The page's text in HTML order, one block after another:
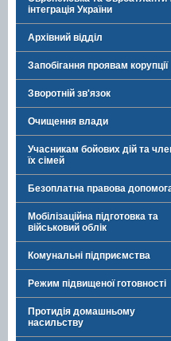
інтеграція України
Архівний відділ
Запобігання проявам корупції
Зворотній зв'язок
Очищення влади
Учасникам бойових дій та
їх сімей
Безоплатна правова
Мобілізаційна підготовка та
військовий облік
Комунальні підприємства
Режим підвищеної готовності
Протидія домашньому
насильству